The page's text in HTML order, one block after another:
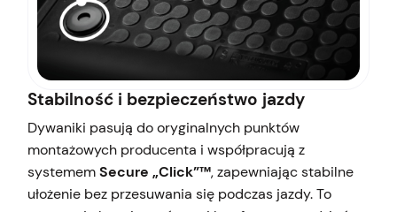
Stabilność i bezpieczeństwo jazdy
Dywaniki pasują do oryginalnych punktów
montażowych producenta i współpracują z
systememSecure „Click”™, zapewniając stabilne
ułożenie bez przesuwania się podczas jazdy. To